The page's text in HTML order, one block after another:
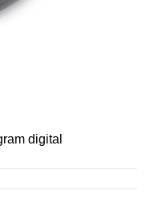
digital